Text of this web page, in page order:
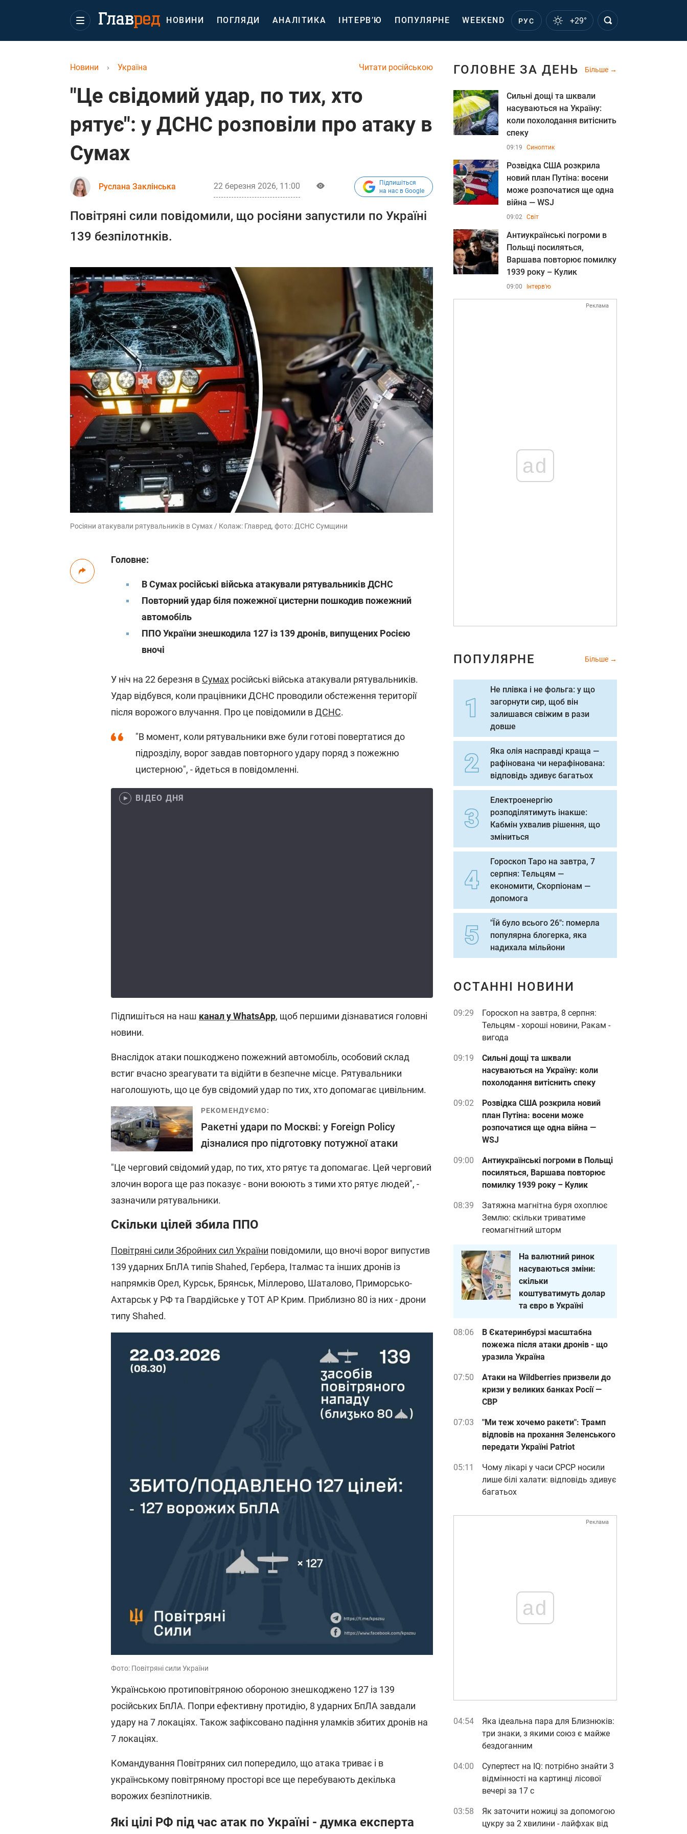
НОВИНИ ПОГЛЯДИ АНАЛІТИКА ІНТЕРВ’Ю ПОПУЛЯРНЕ WEEKEND РУС +29°
Читати російською
Новини › Україна
"Це свідомий удар, по тих, хто
рятує": у ДСНС розповіли про атаку в
Сумах
Руслана Заклінська 22 березня 2026, 11:00
Підпишіться
на нас в Google
Повітряні сили повідомили, що росіяни запустили по Україні
139 безпілотнків.
Росіяни атакували рятувальників в Сумах / Колаж: Главред, фото: ДСНС Сумщини
Головне:
В Сумах російські війська атакували рятувальників ДСНС
Повторний удар біля пожежної цистерни пошкодив пожежний
автомобіль
ППО України знешкодила 127 із 139 дронів, випущених Росією
вночі
У ніч на 22 березня в Сумах російські війська атакували рятувальників.
Удар відбувся, коли працівники ДСНС проводили обстеження території
після ворожого влучання. Про це повідомили вДСНС.
"В момент, коли рятувальники вже були готові повертатися до
підрозділу, ворог завдав повторного удару поряд з пожежню
цистерною", - йдеться в повідомленні.
ВІДЕО ДНЯ
Підпишіться на наш канал у WhatsApp, щоб першими дізнаватися головні
новини.
Внаслідок атаки пошкоджено пожежний автомобіль, особовий склад
встиг вчасно зреагувати та відійти в безпечне місце. Рятувальники
наголошують, що це був свідомий удар по тих, хто допомагає цивільним.
РЕКОМЕНДУЄМО:
Ракетні удари по Москві: у Foreign Policy
дізналися про підготовку потужної атаки
"Це черговий свідомий удар, по тих, хто рятує та допомагає. Цей черговий
злочин ворога ще раз показує - вони воюють з тими хто рятує людей", -
зазначили рятувальники.
Скільки цілей збила ППО
Повітряні сили Збройних сил України повідомили, що вночі ворог випустив
139 ударних БпЛА типів Shahed, Гербера, Італмас та інших дронів із
напрямків Орел, Курськ, Брянськ, Міллерово, Шаталово, Приморсько-
Ахтарськ у РФ та Гвардійське у ТОТ АР Крим. Приблизно 80 із них - дрони
типу Shahed.
Фото: Повітряні сили України
Українською протиповітряною обороною знешкоджено 127 із 139
російських БпЛА. Попри ефективну протидію, 8 ударних БпЛА завдали
удару на 7 локаціях. Також зафіксовано падіння уламків збитих дронів на
7 локаціях.
Командування Повітряних сил попередило, що атака триває і в
українському повітряному просторі все ще перебувають декілька
ворожих безпілотників.
Які цілі РФ під час атак по Україні - думка експерта
ГОЛОВНЕ ЗА ДЕНЬ Більше
Сильні дощі та шквали
насуваються на Україну:
коли похолодання витіснить
спеку
09:19 Синоптик
Розвідка США розкрила
новий план Путіна: восени
може розпочатися ще одна
війна — WSJ
09:02 Світ
Антиукраїнські погроми в
Польщі посиляться,
Варшава повторює помилку
1939 року – Кулик
09:00 Інтерв'ю
Реклама
ad
ПОПУЛЯРНЕ Більше
Не плівка і не фольга: у що
загорнути сир, щоб він
залишався свіжим в рази
довше
Яка олія насправді краща —
рафінована чи нерафінована:
відповідь здивує багатьох
Електроенергію
розподілятимуть інакше:
Кабмін ухвалив рішення, що
зміниться
Гороскоп Таро на завтра, 7
серпня: Тельцям —
економити, Скорпіонам —
допомога
"Їй було всього 26": померла
популярна блогерка, яка
надихала мільйони
ОСТАННІ НОВИНИ
09:29
Гороскоп на завтра, 8 серпня:
Тельцям - хороші новини, Ракам -
вигода
09:19
Сильні дощі та шквали
насуваються на Україну: коли
похолодання витіснить спеку
09:02
Розвідка США розкрила новий
план Путіна: восени може
розпочатися ще одна війна —
WSJ
09:00
Антиукраїнські погроми в Польщі
посиляться, Варшава повторює
помилку 1939 року – Кулик
08:39
Затяжна магнітна буря охоплює
Землю: скільки триватиме
геомагнітний шторм
На валютний ринок
насуваються зміни:
скільки
коштуватимуть долар
та євро в Україні
08:06
В Єкатеринбурзі масштабна
пожежа після атаки дронів - що
уразила Україна
07:50
Атаки на Wildberries призвели до
кризи у великих банках Росії —
СВР
07:03
"Ми теж хочемо ракети": Трамп
відповів на прохання Зеленського
передати Україні Patriot
05:11
Чому лікарі у часи СРСР носили
лише білі халати: відповідь здивує
багатьох
Реклама
ad
04:54
Яка ідеальна пара для Близнюків:
три знаки, з якими союз є майже
бездоганним
04:00
Супертест на IQ: потрібно знайти 3
відмінності на картинці лісової
вечері за 17 с
03:58
Як заточити ножиці за допомогою
цукру за 2 хвилини - лайфхак від